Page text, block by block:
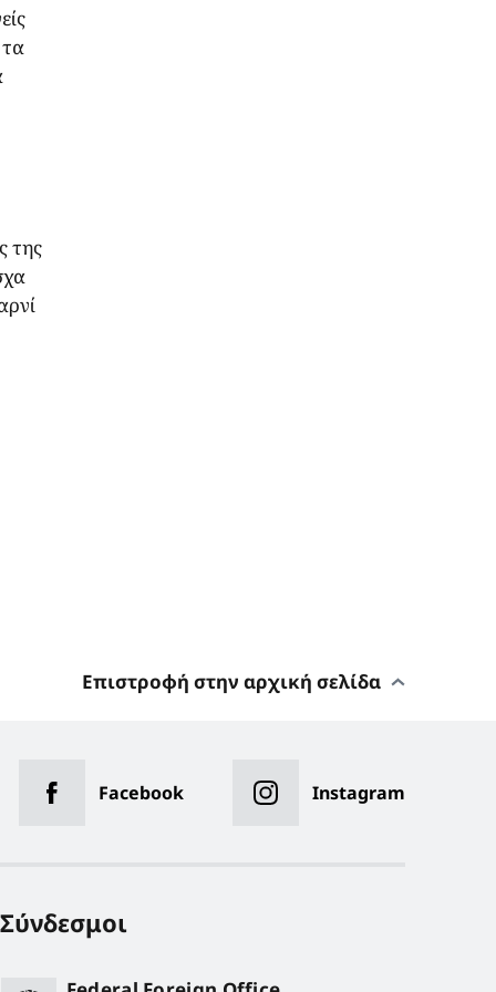
της
Επιστροφή στην αρχική σελίδα
Facebook Instagram
Σύνδεσμοι